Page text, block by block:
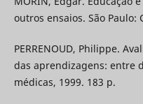
outros ensaios. São Paulo:
PERRENOUD, Philippe.
das aprendizagens: entre
médicas, 1999. 183 p.